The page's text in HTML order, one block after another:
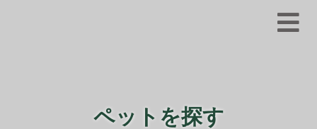
ペットを探す